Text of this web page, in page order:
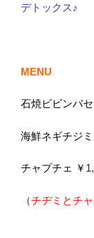
デトックス♪
MENU
石焼ビビンバ
海鮮ネギチジ
チャプチェ ￥
（チヂミとチ